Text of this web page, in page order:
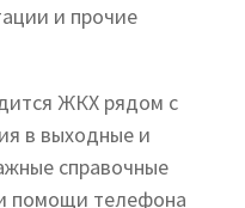
и прочие
ЖКХ рядом с
в выходные и
справочные
помощи телефона